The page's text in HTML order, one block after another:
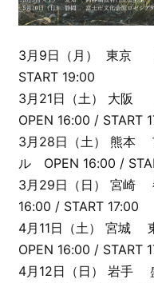
3月9日（月） 東京
START 19:00
3月21日（土） 大阪
OPEN 16:00 / START
3月28日（土） 熊本
ル OPEN 16:00 /
3月29日（日） 宮崎
16:00 / START 17:00
4月11日（土） 宮城
OPEN 16:00 / START
4月12日（日） 岩手